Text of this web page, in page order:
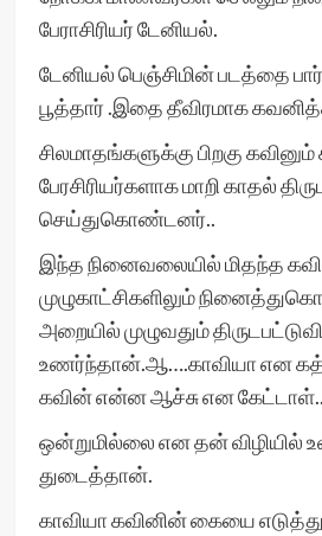
பேராசிரியர் டேனியல்.
டேனியல் பெஞ்சிமின் படத்தை
பூத்தார் .இதை தீவிரமாக
சிலமாதங்களுக்கு பிறகு கவினும்
பேரசிரியர்களாக மாறி காதல்
செய்துகொண்டனர்..
இந்த நினைவலையில் மிதந்த
முழுகாட்சிகளிலும்
அறையில் முழுவதும்
உணர்ந்தான்.ஆ….காவியா என
கவின் என்ன ஆச்சு என கேட்டாள்..
ஒன்றுமில்லை என தன்
துடைத்தான்.
காவியா கவினின் கையை